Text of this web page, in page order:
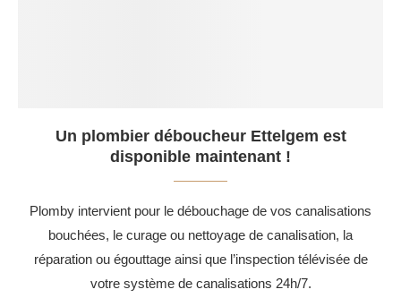
Un plombier déboucheur Ettelgem est
disponible maintenant !
Plomby intervient pour le débouchage de vos canalisations
bouchées, le curage ou nettoyage de canalisation, la
réparation ou égouttage ainsi que l’inspection télévisée de
votre système de canalisations 24h/7.